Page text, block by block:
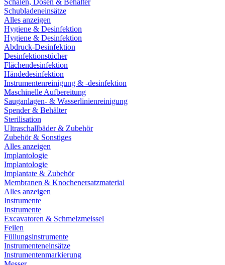
Schalen, Dosen & Behälter
Schubladeneinsätze
Alles anzeigen
Hygiene & Desinfektion
Hygiene & Desinfektion
Abdruck-Desinfektion
Desinfektionstücher
Flächendesinfektion
Händedesinfektion
Instrumentenreinigung & -desinfektion
Maschinelle Aufbereitung
Sauganlagen- & Wasserlinienreinigung
Spender & Behälter
Sterilisation
Ultraschallbäder & Zubehör
Zubehör & Sonstiges
Alles anzeigen
Implantologie
Implantologie
Implantate & Zubehör
Membranen & Knochenersatzmaterial
Alles anzeigen
Instrumente
Instrumente
Excavatoren & Schmelzmeissel
Feilen
Füllungsinstrumente
Instrumenteneinsätze
Instrumentenmarkierung